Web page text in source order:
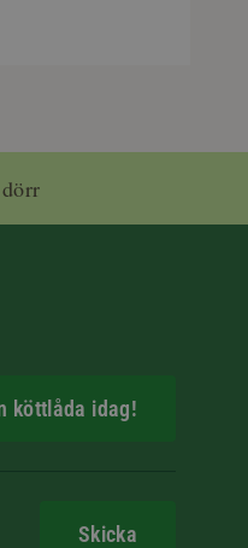
köttlåda idag!
Skicka